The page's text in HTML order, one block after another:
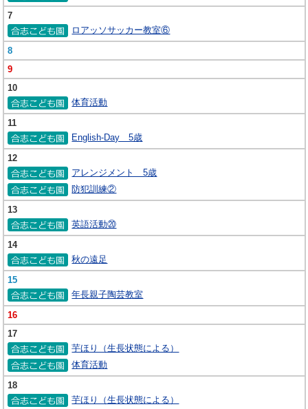
7
ロアッソサッカー教室⑥
8
9
10
体育活動
11
English-Day 5歳
12
アレンジメント 5歳
防犯訓練②
13
英語活動⑳
14
秋の遠足
15
年長親子陶芸教室
16
17
芋ほり（生長状態による）
体育活動
18
芋ほり（生長状態による）